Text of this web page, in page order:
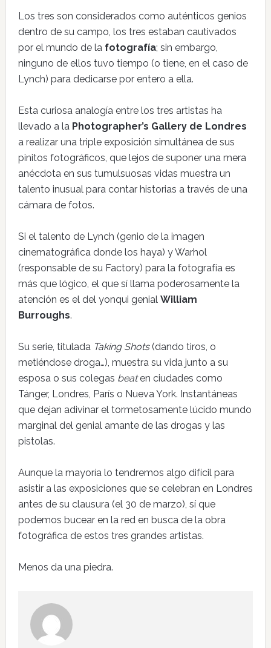
Los tres son considerados como auténticos genios
dentro de su campo, los tres estaban cautivados
por el mundo de la fotografía; sin embargo,
ninguno de ellos tuvo tiempo (o tiene, en el caso de
Lynch) para dedicarse por entero a ella.
Esta curiosa analogía entre los tres artistas ha
llevado a la Photographer’s Gallery de Londres
a realizar una triple exposición simultánea de sus
pinitos fotográficos, que lejos de suponer una mera
anécdota en sus tumulsuosas vidas muestra un
talento inusual para contar historias a través de una
cámara de fotos.
Si el talento de Lynch (genio de la imagen
cinematográfica donde los haya) y Warhol
(responsable de su Factory) para la fotografía es
más que lógico, el que sí llama poderosamente la
atención es el del yonqui genial William
Burroughs.
Su serie, titulada Taking Shots(dando tiros, o
metiéndose droga…), muestra su vida junto a su
esposa o sus colegas beaten ciudades como
Tánger, Londres, París o Nueva York. Instantáneas
que dejan adivinar el tormetosamente lúcido mundo
marginal del genial amante de las drogas y las
pistolas.
Aunque la mayoría lo tendremos algo difícil para
asistir a las exposiciones que se celebran en Londres
antes de su clausura (el 30 de marzo), sí que
podemos bucear en la red en busca de la obra
fotográfica de estos tres grandes artistas.
Menos da una piedra.